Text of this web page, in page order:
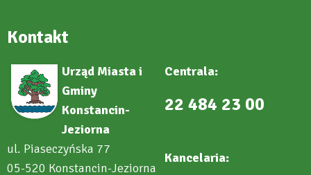
Kontakt
Urząd Miasta i
Gminy
Konstancin-
Jeziorna
ul. Piaseczyńska 77
05-520 Konstancin-Jeziorna
Centrala:
22 484 23 00
Kancelaria: